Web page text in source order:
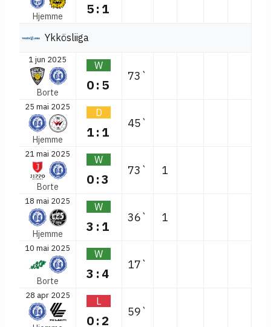
Hjemme 5:1
Ykkösliiga
1 jun 2025
Borte
W
0:5
73`
25 mai 2025
Hjemme
D
1:1
45`
21 mai 2025
Borte
W
0:3
73` 1
18 mai 2025
Hjemme
W
3:1
36` 1
10 mai 2025
Borte
W
3:4
17`
28 apr 2025 L
0:2
59`